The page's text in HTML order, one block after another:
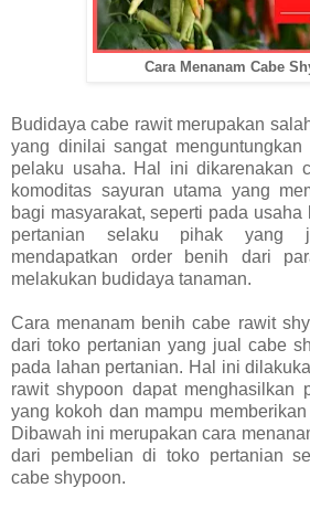
Cara Menanam Cabe
Budidaya cabe rawit merupakan
yang dinilai sangat
pelaku usaha. Hal ini dikarenakan
komoditas sayuran utama yang
bagi masyarakat, seperti pada
pertanian selaku pihak yang
mendapatkan order benih dari
melakukan budidaya tanaman.
Cara menanam benih cabe rawit
dari toko pertanian yang jual cabe
pada lahan pertanian. Hal ini
rawit shypoon dapat menghasilkan
yang kokoh dan mampu
Dibawah ini merupakan cara
dari pembelian di toko pertanian
cabe shypoon.